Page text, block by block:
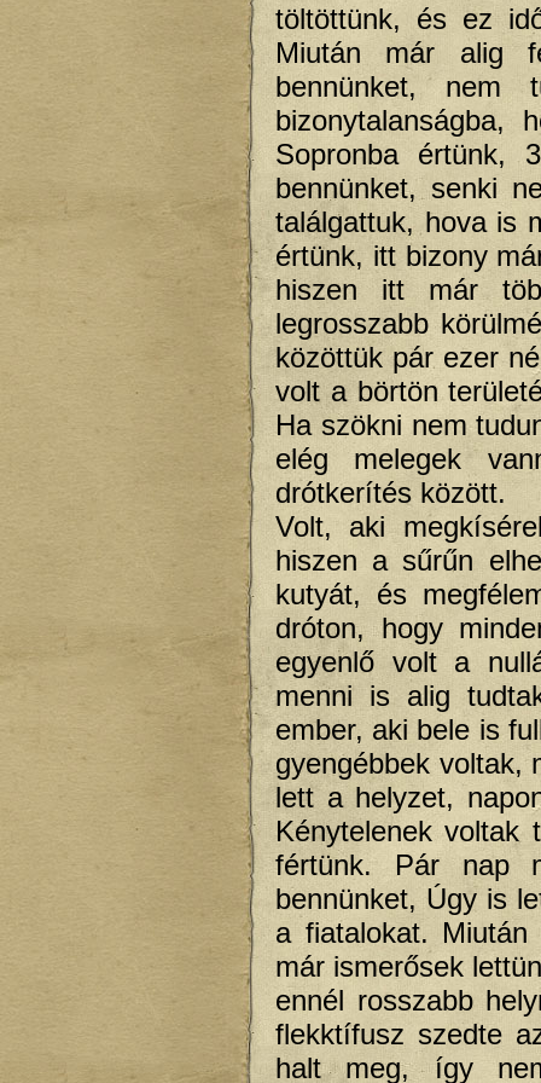
töltöttünk, és ez
Miután már alig
bennünket,
bizonytalanságba,
Sopronba értünk,
bennünket, senki
találgattuk, hova is
értünk, itt bizony
hiszen itt már
legrosszabb
közöttük pár ezer
volt a börtön
Ha szökni nem
elég melegek
drótkerítés között.
Volt, aki
hiszen a sűrűn
kutyát, és
dróton, hogy
egyenlő volt a
menni is alig
ember, aki bele is
gyengébbek voltak,
lett a helyzet,
Kénytelenek voltak
fértünk. Pár nap
bennünket, Úgy is
a fiatalokat.
már ismerősek
ennél rosszabb
flekktífusz szedte
halt meg, így